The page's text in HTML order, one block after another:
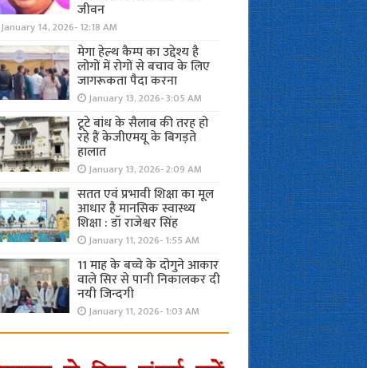
जीवन
January 14, 2026- 12:18 AM
मेगा हेल्थ कैम्प का उद्देश्य है
लोगों में रोगों से बचाव के लिए
जागरूकता पैदा करना
January 13, 2026- 3:05 AM
टूटे बांध के सैलाब की तरह हो
रहे हैं केजीएमयू के बिगड़ते
हालात
January 13, 2026- 2:09 AM
सतत एवं प्रभावी शिक्षा का मूल
आधार है मानसिक स्वास्थ्य
शिक्षा : डॉ राजेश्वर सिंह
January 11, 2026- 1:55 AM
11 माह के बच्चे के दोगुने आकार
वाले सिर से पानी निकालकर दी
नयी जिन्दगी
January 11, 2026- 1:03 AM